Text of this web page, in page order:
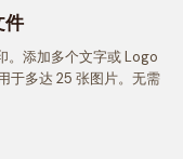
件
。添加多个文字或 Logo
于多达 25 张图片。无需